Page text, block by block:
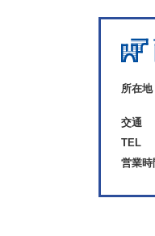
所在地
交通
TEL
営業時